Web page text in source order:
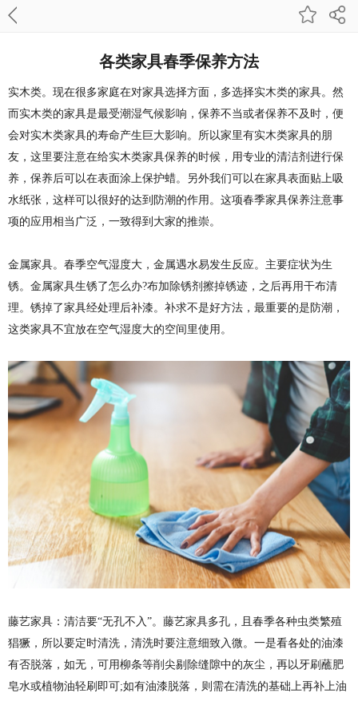
各类家具春季保养方法
实木类。现在很多家庭在对家具选择方面，多选择实木类的家具。然
而实木类的家具是最受潮湿气候影响，保养不当或者保养不及时，便
会对实木类家具的寿命产生巨大影响。所以家里有实木类家具的朋
友，这里要注意在给实木类家具保养的时候，用专业的清洁剂进行保
养，保养后可以在表面涂上保护蜡。另外我们可以在家具表面贴上吸
水纸张，这样可以很好的达到防潮的作用。这项春季家具保养注意事
项的应用相当广泛，一致得到大家的推崇。
金属家具。春季空气湿度大，金属遇水易发生反应。主要症状为生
锈。金属家具生锈了怎么办?布加除锈剂擦掉锈迹，之后再用干布清
理。锈掉了家具经处理后补漆。补求不是好方法，最重要的是防潮，
这类家具不宜放在空气湿度大的空间里使用。
藤艺家具：清洁要“无孔不入”。藤艺家具多孔，且春季各种虫类繁殖
猖獗，所以要定时清洗，清洗时要注意细致入微。一是看各处的油漆
有否脱落，如无，可用柳条等削尖剔除缝隙中的灰尘，再以牙刷蘸肥
皂水或植物油轻刷即可;如有油漆脱落，则需在清洗的基础上再补上油